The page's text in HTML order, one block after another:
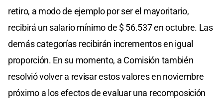
retiro, a modo de ejemplo por ser el mayoritario,
recibirá un salario mínimo de $ 56.537 en octubre. Las
demás categorías recibirán incrementos en igual
proporción. En su momento, a Comisión también
resolvió volver a revisar estos valores en noviembre
próximo a los efectos de evaluar una recomposición